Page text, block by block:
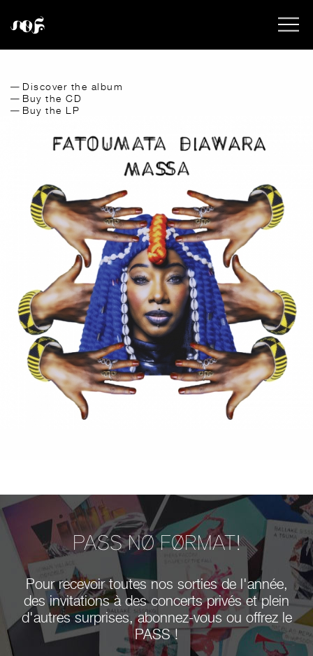
Discover the album
Buy the CD
Buy the LP
PASS NØ FØRMAT!
Pour recevoir toutes nos sorties de l'année,
des invitations à des concerts privés et plein
d'autres surprises, abonnez-vous ou offrez le
PASS !